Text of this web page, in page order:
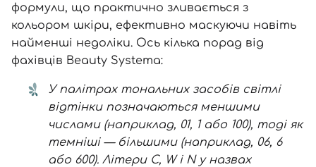
формули, що практично зливається з
кольором шкіри, ефективно маскуючи навіть
найменші недоліки. Ось кілька порад від
фахівців Beauty Systema:
У палітрах тональних засобів світлі
відтінки позначаються меншими
числами (наприклад, 01, 1 або 100), тоді як
темніші — більшими (наприклад, 06, 6
або 600). Літери C, W і N у назвах